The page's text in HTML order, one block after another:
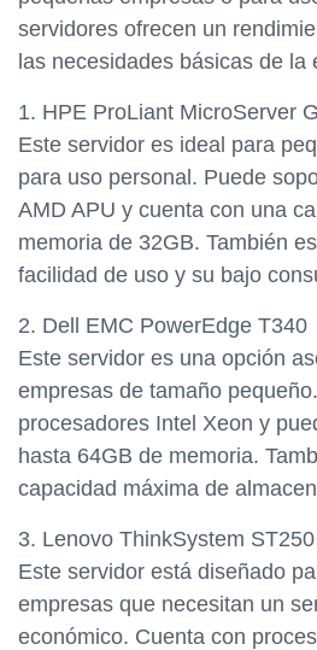
servidores ofrecen un
las necesidades básicas de la
1. HPE ProLiant MicroServer
Este servidor es ideal para
para uso personal. Puede
AMD APU y cuenta con una
memoria de 32GB. También
facilidad de uso y su bajo
2. Dell EMC PowerEdge T340
Este servidor es una opción
empresas de tamaño
procesadores Intel Xeon y
hasta 64GB de memoria.
capacidad máxima de
3. Lenovo ThinkSystem ST250
Este servidor está diseñado
empresas que necesitan un
económico. Cuenta con